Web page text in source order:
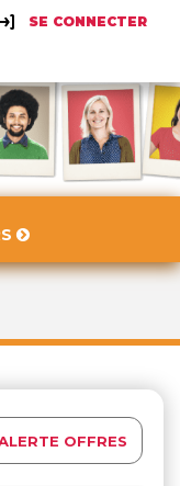
SE CONNECTER
OFFRES